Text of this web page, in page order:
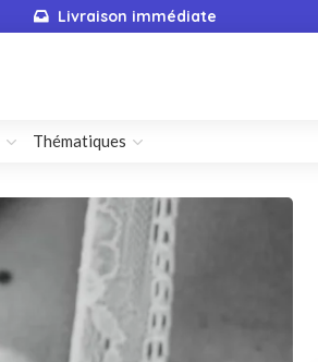
Livraison immédiate
Thématiques